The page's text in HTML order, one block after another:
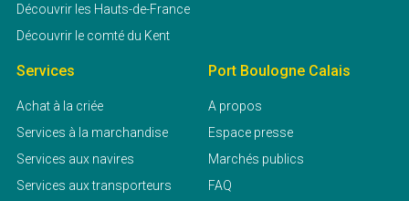
Découvrir les Hauts-de-France
Découvrir le comté du Kent
Services
Achat à la criée
Services à la marchandise
Services aux navires
Services aux transporteurs
Port Boulogne Calais
A propos
Espace presse
Marchés publics
FAQ